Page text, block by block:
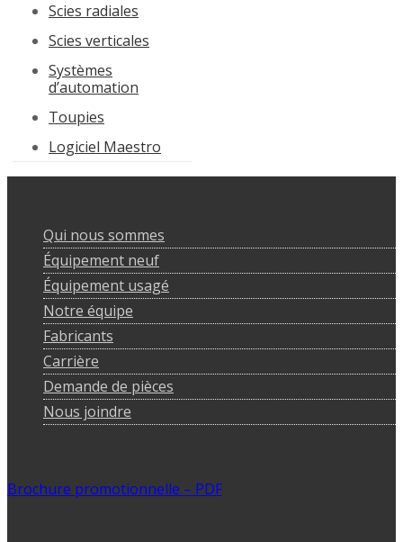
Scies radiales
Scies verticales
Systèmes
d’automation
Toupies
Logiciel Maestro
Qui nous sommes
Équipement neuf
Équipement usagé
Notre équipe
Fabricants
Carrière
Demande de pièces
Nous joindre
Brochure promotionnelle – PDF